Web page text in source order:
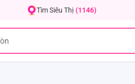
Tìm Siêu Thị (1146)